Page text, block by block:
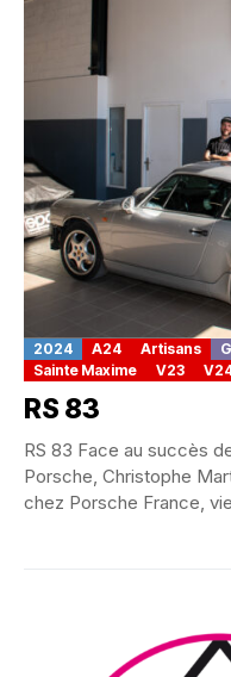
2024 A24 Artisans
Sainte Maxime
V23
RS 83
RS 83 Face au succès
Porsche, Christophe
chez Porsche France,